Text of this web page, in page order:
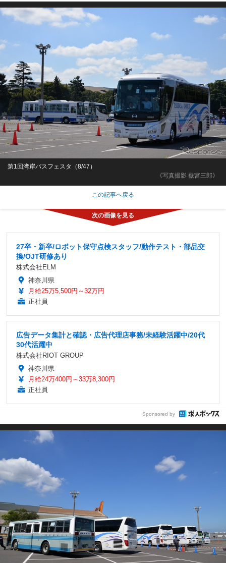
《写真撮影 嶽宮三郎》
第1回湾岸バスフェスタ（8/47）
この記事へ戻る
27卒・新卒/ロボット保守点検スタッフ/動作テスト・部品交
換/OJT研修あり
株式会社ELM
神奈川県
月給25万5,500円～32万円
正社員
広告データ集計と確認・広告代理店事務/未経験活躍中/20代
30代活躍中
株式会社RIOT GROUP
神奈川県
月給24万400円～33万8,300円
正社員
Sponsored by